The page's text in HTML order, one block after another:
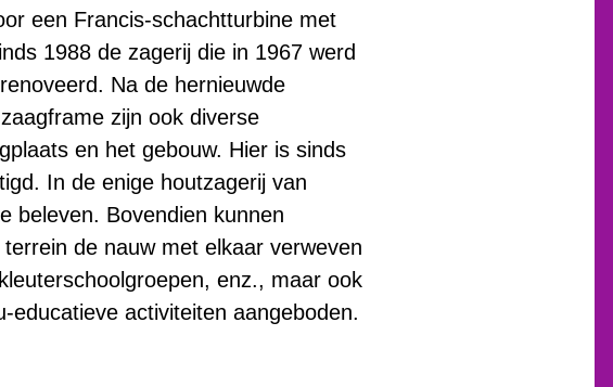
een Francis-schachtturbine met
1988 de zagerij die in 1967 werd
Na de hernieuwde
zijn ook diverse
en het gebouw. Hier is sinds
In de enige houtzagerij van
beleven. Bovendien kunnen
de nauw met elkaar verweven
enz., maar ook
educatieve activiteiten aangeboden.